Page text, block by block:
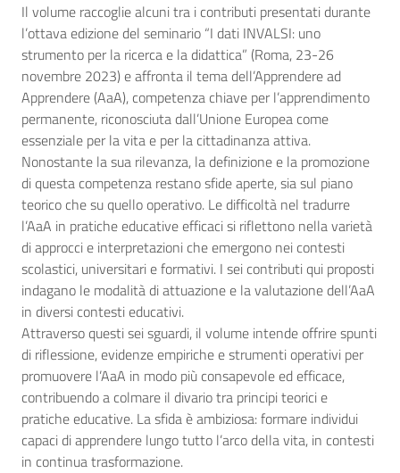
Il volume raccoglie alcuni tra i contributi presentati durante
l’ottava edizione del seminario “I dati INVALSI: uno
strumento per la ricerca e la didattica” (Roma, 23-26
novembre 2023) e affronta il tema dell’Apprendere ad
Apprendere (AaA), competenza chiave per l’apprendimento
permanente, riconosciuta dall’Unione Europea come
essenziale per la vita e per la cittadinanza attiva.
Nonostante la sua rilevanza, la definizione e la promozione
di questa competenza restano sfide aperte, sia sul piano
teorico che su quello operativo. Le difficoltà nel tradurre
l’AaA in pratiche educative efficaci si riflettono nella varietà
di approcci e interpretazioni che emergono nei contesti
scolastici, universitari e formativi. I sei contributi qui proposti
indagano le modalità di attuazione e la valutazione dell’AaA
in diversi contesti educativi.
Attraverso questi sei sguardi, il volume intende offrire spunti
di riflessione, evidenze empiriche e strumenti operativi per
promuovere l’AaA in modo più consapevole ed efficace,
contribuendo a colmare il divario tra principi teorici e
pratiche educative. La sfida è ambiziosa: formare individui
capaci di apprendere lungo tutto l’arco della vita, in contesti
in continua trasformazione.